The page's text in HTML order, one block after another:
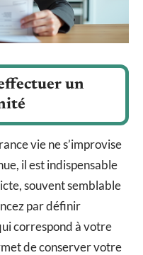
un
vie ne s’improvise
il est indispensable
souvent semblable
par définir
correspond à votre
de conserver votre